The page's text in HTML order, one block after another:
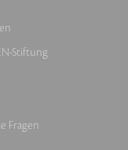
Stiftung
Fragen